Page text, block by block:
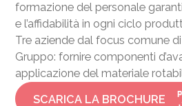
formazione del personale
e l’affidabilità in ogni ciclo
Tre aziende dal focus comune
Gruppo: fornire componenti
applicazione del materiale
SCARICA LA BROCHURE